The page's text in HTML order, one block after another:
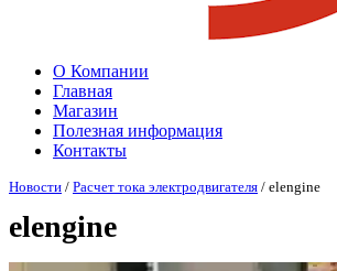
О Компании
Главная
Магазин
Полезная информация
Контакты
Новости / Расчет тока электродвигателя / elengine
elengine